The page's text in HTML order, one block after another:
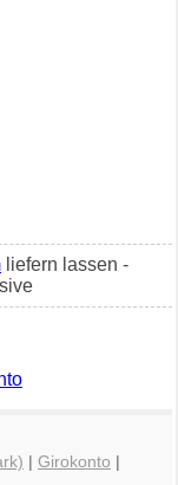
liefern lassen -
| Girokonto |